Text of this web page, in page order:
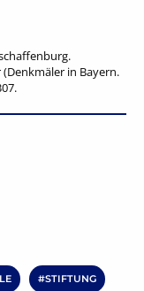
in Bayern.
STIFTUNG